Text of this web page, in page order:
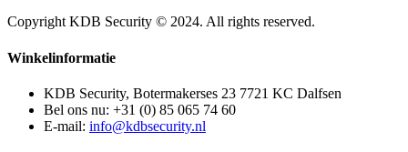
Copyright KDB Security © 2024. All rights reserved.
Winkelinformatie
KDB Security, Botermakerses 23 7721 KC Dalfsen
Bel ons nu: +31 (0) 85 065 74 60
E-mail: info@kdbsecurity.nl